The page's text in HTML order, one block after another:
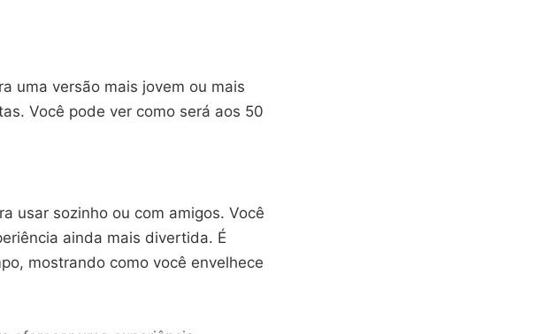
uma versão mais jovem ou mais
Você pode ver como será aos 50
usar sozinho ou com amigos. Você
ainda mais divertida. É
mostrando como você envelhece